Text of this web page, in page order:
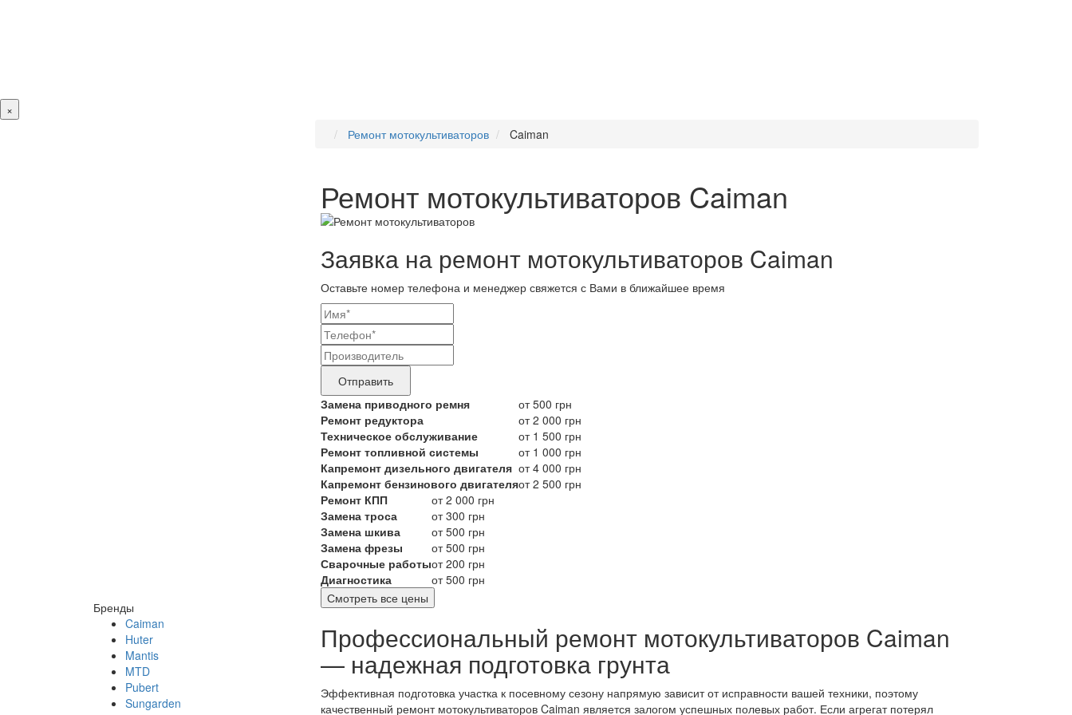
×
Ремонт мотокультиваторов
Caiman
Бренды
Caiman
Huter
Mantis
MTD
Pubert
Sungarden
Ремонт мотокультиваторов Caiman
Заявка на ремонт мотокультиваторов Caiman
Оставьте номер телефона и менеджер свяжется с Вами в ближайшее время
Ваши
контактные
данные
Название
бренда
продукта,
требующего
ремонта
Отправить
Замена приводного ремня
от 500 грн
Ремонт редуктора
от 2 000 грн
Техническое обслуживание
от 1 500 грн
Ремонт топливной системы
от 1 000 грн
Капремонт дизельного двигателя от 4 000 грн
Капремонт бензинового двигателяот 2 500 грн
Ремонт КПП
от 2 000 грн
Замена троса
от 300 грн
Замена шкива
от 500 грн
Замена фрезы
от 500 грн
Сварочные работыот 200 грн
Диагностика
от 500 грн
Смотреть все цены
Профессиональный ремонт мотокультиваторов Caiman
— надежная подготовка грунта
Эффективная подготовка участка к посевному сезону напрямую зависит от исправности вашей техники, поэтому
качественный ремонт мотокультиваторов Caiman является залогом успешных полевых работ. Если агрегат потерял